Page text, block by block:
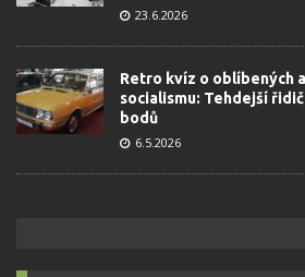
23.6.2026
Retro kvíz o oblíbených
socialismu: Tehdejší
bodů
6.5.2026